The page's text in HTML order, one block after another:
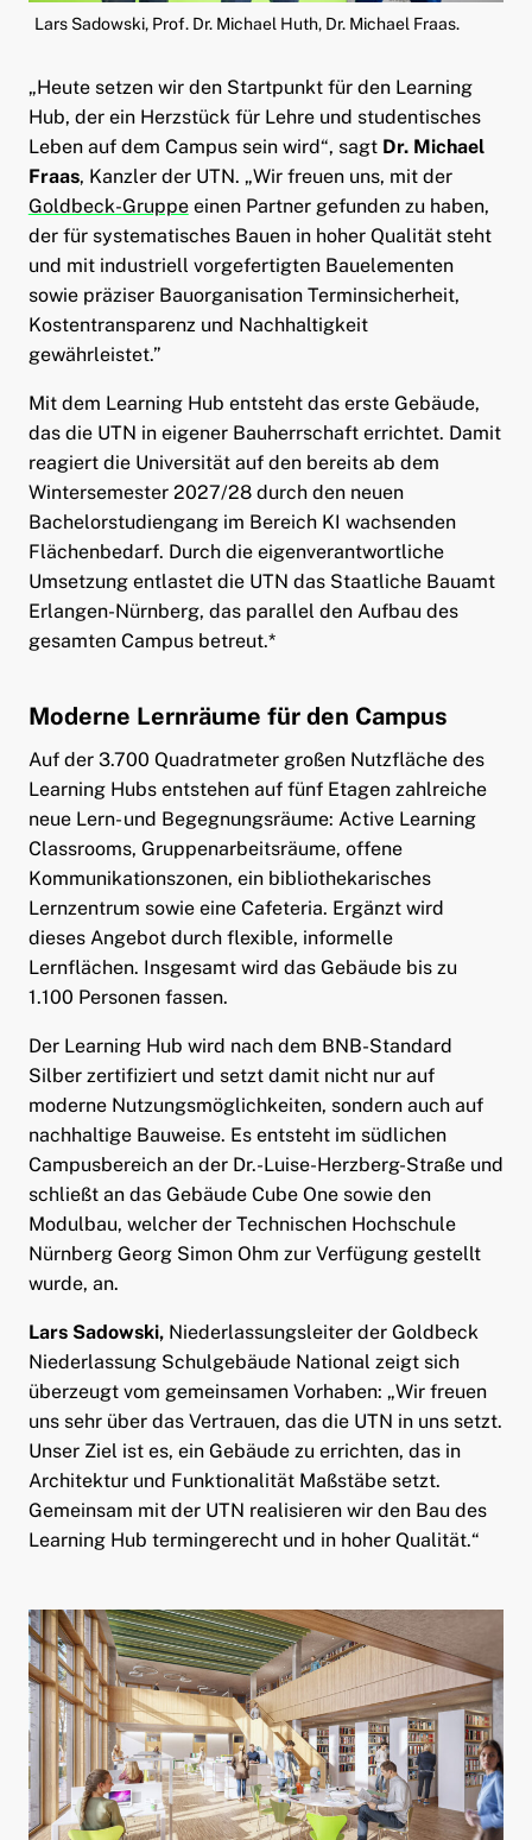
Lars Sadowski, Prof. Dr. Michael Huth, Dr. Michael Fraas.
„Heute setzen wir den Startpunkt für den Learning
Hub, der ein Herzstück für Lehre und studentisches
Leben auf dem Campus sein wird“, sagt Dr. Michael
Fraas, Kanzler der UTN. „Wir freuen uns, mit der
Goldbeck-Gruppeeinen Partner gefunden zu haben,
der für systematisches Bauen in hoher Qualität steht
und mit industriell vorgefertigten Bauelementen
sowie präziser Bauorganisation Terminsicherheit,
Kostentransparenz und Nachhaltigkeit
gewährleistet.”
Mit dem Learning Hub entsteht das erste Gebäude,
das die UTN in eigener Bauherrschaft errichtet. Damit
reagiert die Universität auf den bereits ab dem
Wintersemester 2027/28 durch den neuen
Bachelorstudiengang im Bereich KI wachsenden
Flächenbedarf. Durch die eigenverantwortliche
Umsetzung entlastet die UTN das Staatliche Bauamt
Erlangen-Nürnberg, das parallel den Aufbau des
gesamten Campus betreut.*
Moderne Lernräume für den Campus
Auf der 3.700 Quadratmeter großen Nutzfläche des
Learning Hubs entstehen auf fünf Etagen zahlreiche
neue Lern- und Begegnungsräume: Active Learning
Classrooms, Gruppenarbeitsräume, offene
Kommunikationszonen, ein bibliothekarisches
Lernzentrum sowie eine Cafeteria. Ergänzt wird
dieses Angebot durch flexible, informelle
Lernflächen. Insgesamt wird das Gebäude bis zu
1.100 Personen fassen.
Der Learning Hub wird nach dem BNB-Standard
Silber zertifiziert und setzt damit nicht nur auf
moderne Nutzungsmöglichkeiten, sondern auch auf
nachhaltige Bauweise. Es entsteht im südlichen
Campusbereich an der Dr.-Luise-Herzberg-Straße und
schließt an das Gebäude Cube One sowie den
Modulbau, welcher der Technischen Hochschule
Nürnberg Georg Simon Ohm zur Verfügung gestellt
wurde, an.
Lars Sadowski,Niederlassungsleiter der Goldbeck
Niederlassung Schulgebäude National zeigt sich
überzeugt vom gemeinsamen Vorhaben: „Wir freuen
uns sehr über das Vertrauen, das die UTN in uns setzt.
Unser Ziel ist es, ein Gebäude zu errichten, das in
Architektur und Funktionalität Maßstäbe setzt.
Gemeinsam mit der UTN realisieren wir den Bau des
Learning Hub termingerecht und in hoher Qualität.“